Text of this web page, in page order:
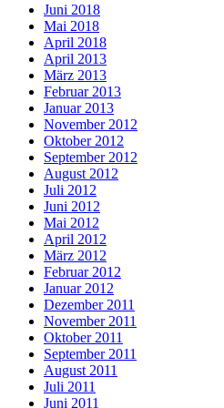
Juni 2018
Mai 2018
April 2018
April 2013
März 2013
Februar 2013
Januar 2013
November 2012
Oktober 2012
September 2012
August 2012
Juli 2012
Juni 2012
Mai 2012
April 2012
März 2012
Februar 2012
Januar 2012
Dezember 2011
November 2011
Oktober 2011
September 2011
August 2011
Juli 2011
Juni 2011